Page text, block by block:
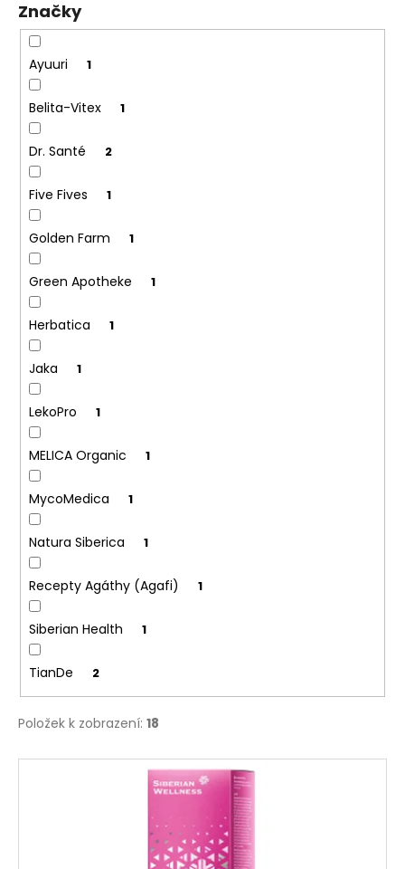
ů
Značky
Ayuuri 1
Belita-Vitex 1
Dr. Santé 2
Five Fives 1
Golden Farm 1
Green Apotheke 1
Herbatica 1
Jaka 1
LekoPro 1
MELICA Organic 1
MycoMedica 1
Natura Siberica 1
Recepty Agáthy (Agafi) 1
Siberian Health 1
TianDe 2
Položek k zobrazení: 18
V
a
?
D
o
p
o
u
u
m